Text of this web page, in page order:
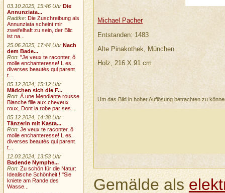
Michael Pacher
Entstanden: 1483
Alte Pinakothek, München
Holz, 216 X 91 cm
Um das Bild in hoher Auflösung betrachten zu
Gemälde als
03.10.2025, 15:46 Uhr Die
Annunziata...
Radtke: Die Zuschreibung als
Annunziata scheint mir
zweifelhaft zu sein, der Blic
ist na...
25.06.2025, 17:44 Uhr Nach
dem Bade...
Ron:"Je veux te raconter, ô
molle enchanteresse! L es
diverses beautés qui parent
t...
05.12.2024, 15:12 Uhr
Mädchen sich die F...
Ron:À une Mendiante rousse
Blanche fille aux cheveux
roux, Dont la robe par ses...
05.12.2024, 14:38 Uhr
Tänzerin mit Kasta...
Ron:Je veux te raconter, ô
molle enchanteresse! L es
diverses beautés qui parent
t...
12.03.2024, 13:53 Uhr
Badende Nymphe...
Ron:Zu schön für die Natur:
Idealische Schönheit ! "Sie
kniete am Rande des
Wasse...